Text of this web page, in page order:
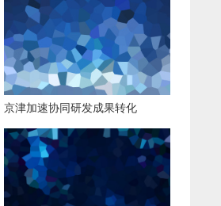
京津加速协同研发成果转化